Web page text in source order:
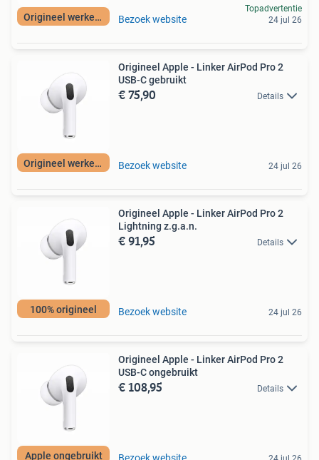
Origineel werkend Bezoek website
Topadvertentie
24 jul 26
Origineel werkend
Origineel Apple - Linker AirPod Pro 2
USB-C gebruikt
€ 75,90 Details
Bezoek website 24 jul 26
100% origineel
Origineel Apple - Linker AirPod Pro 2
Lightning z.g.a.n.
€ 91,95 Details
Bezoek website 24 jul 26
Apple ongebruikt
Origineel Apple - Linker AirPod Pro 2
USB-C ongebruikt
€ 108,95 Details